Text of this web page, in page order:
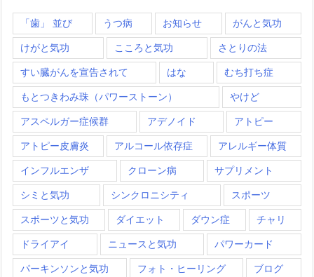
「歯」 並び うつ病 お知らせ がんと気功
けがと気功 こころと気功 さとりの法
すい臓がんを宣告されて はな むち打ち症
もとつきわみ珠（パワーストーン） やけど
アスペルガー症候群 アデノイド アトピー
アトピー皮膚炎 アルコール依存症 アレルギー体質
インフルエンザ クローン病 サプリメント
シミと気功 シンクロニシティ スポーツ
スポーツと気功 ダイエット ダウン症 チャリ
ドライアイ ニュースと気功 パワーカード
パーキンソンと気功 フォト・ヒーリング ブログ